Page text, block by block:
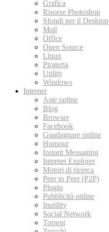
Grafica
Risorse Photoshop
Sfondi per il Desktop
Mail
Office
Open Source
Linux
Pirateria
Utility
Windows
Internet
Aste online
Blog
Browser
Facebook
Guadagnare online
Humour
Instant Messaging
Internet Explorer
Motori di ricerca
Peer to Peer (P2P)
Plugin
Pubblicità online
Inutility
Social Network
Torrent